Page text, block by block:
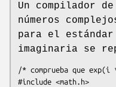
Un compilador
números
para el estándar
imaginaria se
/* comprueba que
#include <math.h>